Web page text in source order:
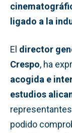
ligado a la
El director
Crespo, ha
acogida e
estudios
podido